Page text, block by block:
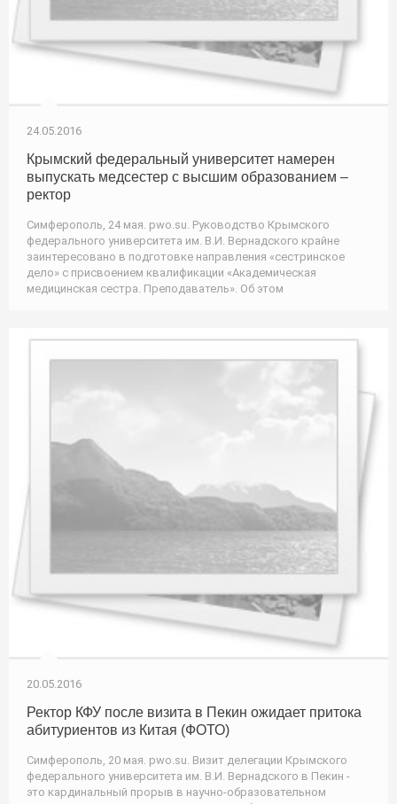
24.05.2016
Крымский федеральный университет намерен
выпускать медсестер с высшим образованием –
ректор
Симферополь, 24 мая. pwo.su. Руководство Крымского
федерального университета им. В.И. Вернадского крайне
заинтересовано в подготовке направления «сестринское
дело» с присвоением квалификации «Академическая
медицинская сестра. Преподаватель». Об этом
20.05.2016
Ректор КФУ после визита в Пекин ожидает притока
абитуриентов из Китая (ФОТО)
Симферополь, 20 мая. pwo.su. Визит делегации Крымского
федерального университета им. В.И. Вернадского в Пекин -
это кардинальный прорыв в научно-образовательном